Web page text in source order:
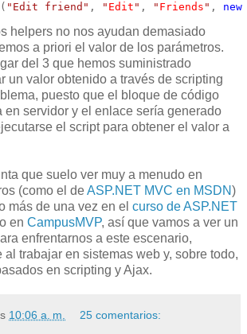
"Edit friend" , " Edit " , " Friends " , new
helpers no nos ayudan demasiado
a priori el valor de los parámetros.
del 3 que hemos suministrado
un valor obtenido a través de scripting
puesto que el bloque de código
en servidor y el enlace sería generado
el script para obtener el valor a
que suelo ver muy a menudo en
(como el deASP.NET MVC en MSDN )
más de una vez en el curso de ASP.NET
en CampusMVP, así que vamos a ver un
enfrentarnos a este escenario,
al trabajar en sistemas web y, sobre todo,
en scripting y Ajax.
10:06 a. m. 25 comentarios: